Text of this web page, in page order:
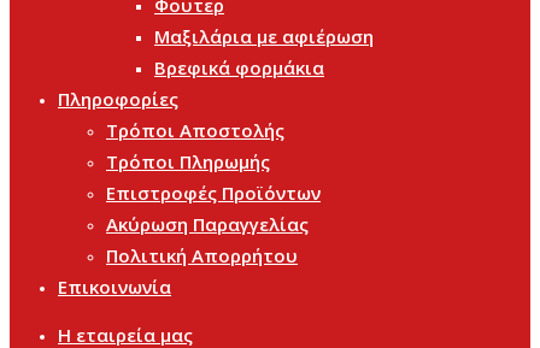
Φουτερ
Μαξιλάρια με αφιέρωση
Βρεφικά φορμάκια
Πληροφορίες
Τρόποι Αποστολής
Τρόποι Πληρωμής
Επιστροφές Προϊόντων
Ακύρωση Παραγγελίας
Πολιτική Απορρήτου
Επικοινωνία
Η εταιρεία μας